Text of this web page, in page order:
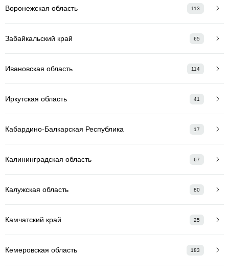
Воронежская область 113
Забайкальский край 65
Ивановская область 114
Иркутская область 41
Кабардино-Балкарская Республика 17
Калининградская область 67
Калужская область 80
Камчатский край 25
Кемеровская область 183